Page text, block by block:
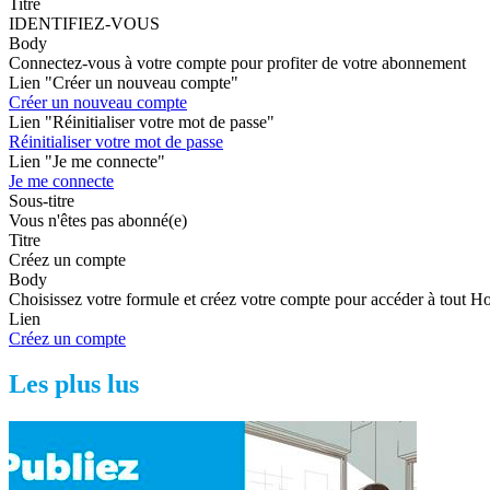
IDENTIFIEZ-VOUS
Body
Connectez-vous à votre compte pour profiter de votre abonnement
Lien "Créer un nouveau compte"
Créer un nouveau compte
Lien "Réinitialiser votre mot de passe"
Réinitialiser votre mot de passe
Lien "Je me connecte"
Je me connecte
Sous-titre
Vous n'êtes pas abonné(e)
Titre
Créez un compte
Body
Choisissez votre formule et créez votre compte pour accéder à tout
Lien
Créez un compte
Les plus lus